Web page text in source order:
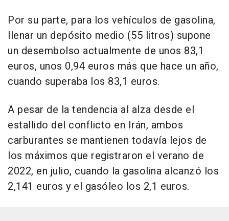
Por su parte, para los vehículos de gasolina,
llenar un depósito medio (55 litros) supone
un desembolso actualmente de unos 83,1
euros, unos 0,94 euros más que hace un año,
cuando superaba los 83,1 euros.
A pesar de la tendencia al alza desde el
estallido del conflicto en Irán, ambos
carburantes se mantienen todavía lejos de
los máximos que registraron el verano de
2022, en julio, cuando la gasolina alcanzó los
2,141 euros y el gasóleo los 2,1 euros.